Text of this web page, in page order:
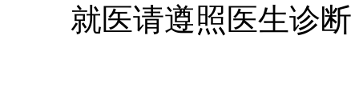
就医请遵照医生诊断